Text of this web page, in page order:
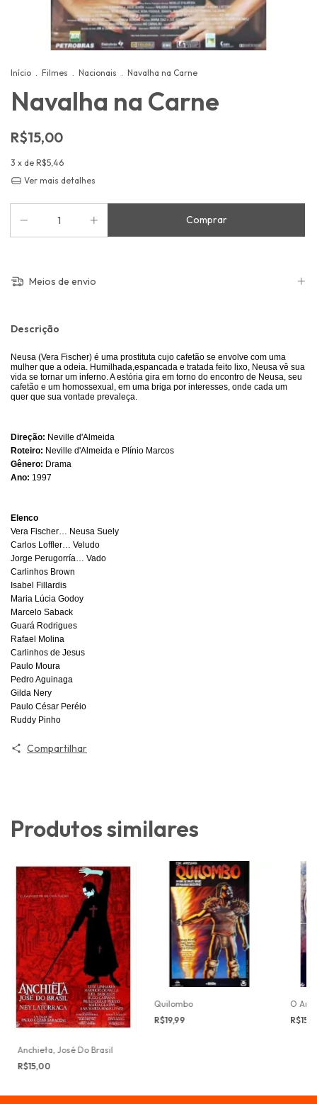
Início . Filmes . Nacionais . Navalha na Carne
Navalha na Carne
R$15,00
3 x de R$5,46
Ver mais detalhes
Meios de envio
Descrição
Neusa (Vera Fischer) é uma prostituta cujo cafetão se envolve com uma
mulher que a odeia. Humilhada,espancada e tratada feito lixo, Neusa vê sua
vida se tornar um inferno. A estória gira em torno do encontro de Neusa, seu
cafetão e um homossexual, em uma briga por interesses, onde cada um
quer que sua vontade prevaleça.
Direção: Neville d'Almeida
Roteiro: Neville d'Almeida e Plínio Marcos
Gênero: Drama
Ano: 1997
Elenco
Vera Fischer… Neusa Suely
Carlos Loffler… Veludo
Jorge Perugorría… Vado
Carlinhos Brown
Isabel Fillardis
Maria Lúcia Godoy
Marcelo Saback
Guará Rodrigues
Rafael Molina
Carlinhos de Jesus
Paulo Moura
Pedro Aguinaga
Gilda Nery
Paulo César Peréio
Ruddy Pinho
Compartilhar
Produtos similares
Anchieta, José Do Brasil
R$15,00
Quilombo
R$19,99
O